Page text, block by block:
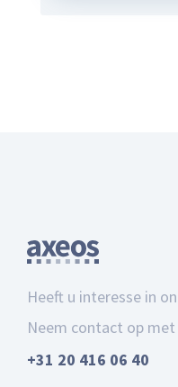
Heeft u interesse in
Neem contact op met
+31 20 416 06 40